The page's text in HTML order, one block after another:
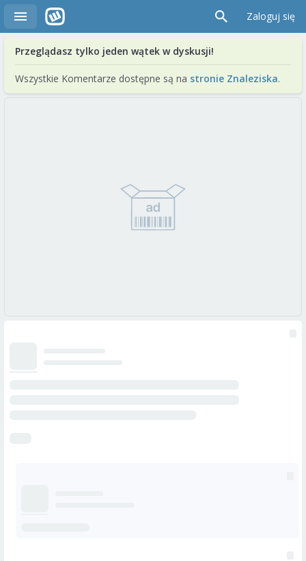
Zaloguj się
Przeglądasz tylko jeden wątek w dyskusji!
Wszystkie Komentarze dostępne są na stronie Znaleziska.